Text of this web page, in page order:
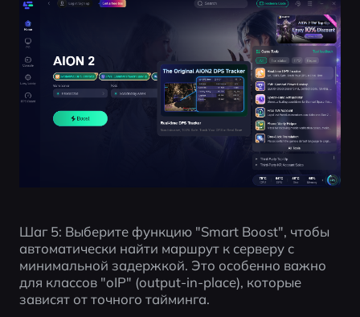
Шаг 5: Выберите функцию "Smart Boost", чтобы
автоматически найти маршрут к серверу с
минимальной задержкой. Это особенно важно
для классов "oIP" (output-in-place), которые
зависят от точного тайминга.